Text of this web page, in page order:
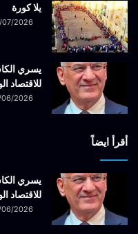
يلا كورة
07/2026
يسري
للاقتصاد
2026
أقرأ ايضاً
يسري
للاقتصاد
2026